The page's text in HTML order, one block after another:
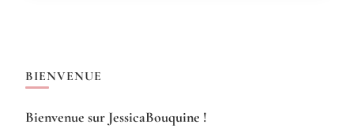
BIENVENUE
Bienvenue sur JessicaBouquine !